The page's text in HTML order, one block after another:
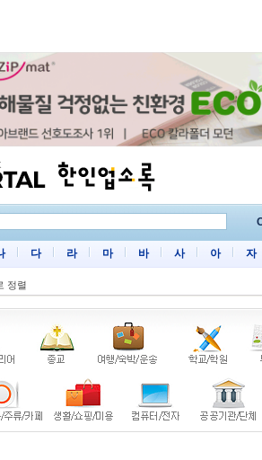
다 라 마 바 사 아 자
정렬